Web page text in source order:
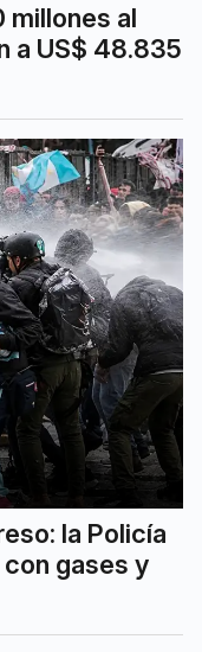
millones al
a US$ 48.835
la Policía
gases y